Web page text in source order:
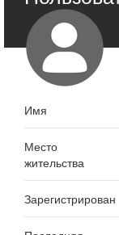
Имя
Место
жительства
Зарегистрирован